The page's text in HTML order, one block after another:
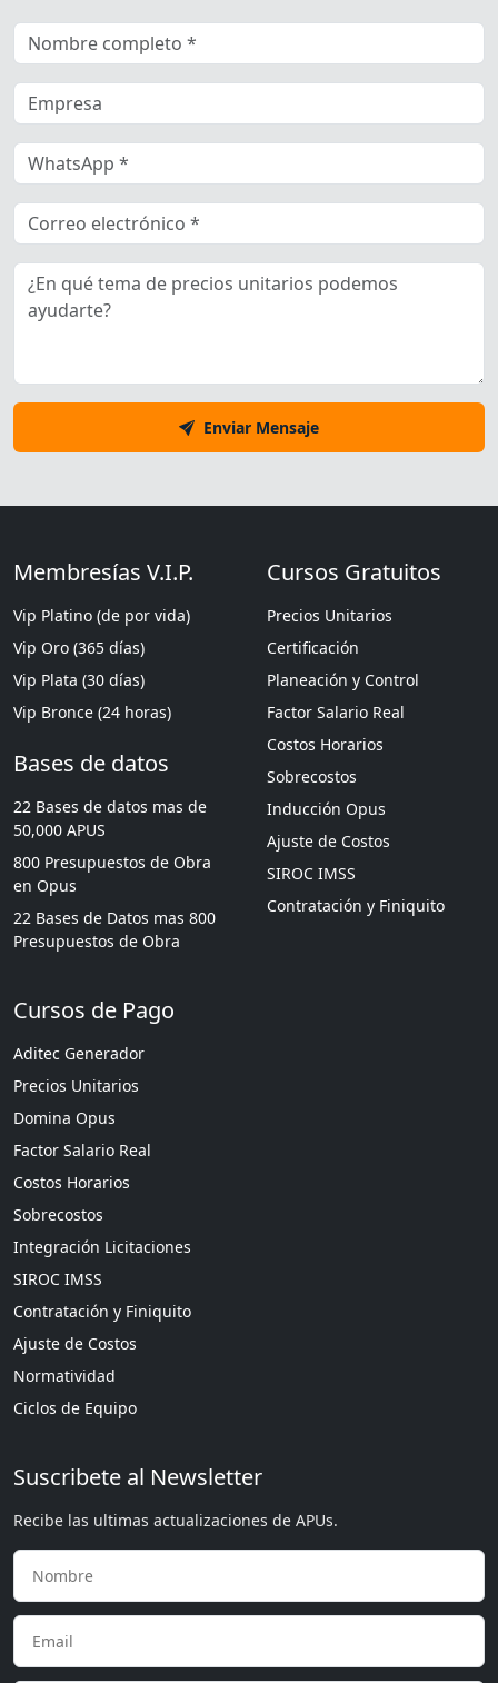
Enviar Mensaje
Membresías V.I.P.
Vip Platino (de por vida)
Vip Oro (365 días)
Vip Plata (30 días)
Vip Bronce (24 horas)
Bases de datos
22 Bases de datos mas de
50,000 APUS
800 Presupuestos de Obra
en Opus
22 Bases de Datos mas 800
Presupuestos de Obra
Cursos Gratuitos
Precios Unitarios
Certificación
Planeación y Control
Factor Salario Real
Costos Horarios
Sobrecostos
Inducción Opus
Ajuste de Costos
SIROC IMSS
Contratación y Finiquito
Cursos de Pago
Aditec Generador
Precios Unitarios
Domina Opus
Factor Salario Real
Costos Horarios
Sobrecostos
Integración Licitaciones
SIROC IMSS
Contratación y Finiquito
Ajuste de Costos
Normatividad
Ciclos de Equipo
Suscribete al Newsletter
Recibe las ultimas actualizaciones de APUs.